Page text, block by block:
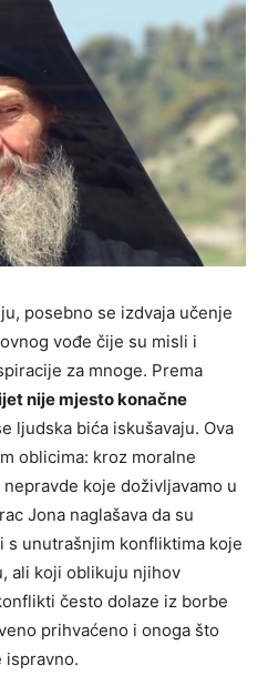
posebno se izdvaja učenje
vođe čije su misli i
za mnoge. Prema
nije mjesto konačne
ljudska bića iskušavaju. Ova
oblicima: kroz moralne
koje doživljavamo u
Jona naglašava da su
unutrašnjim konfliktima koje
ali koji oblikuju njihov
često dolaze iz borbe
prihvaćeno i onoga što
ispravno.